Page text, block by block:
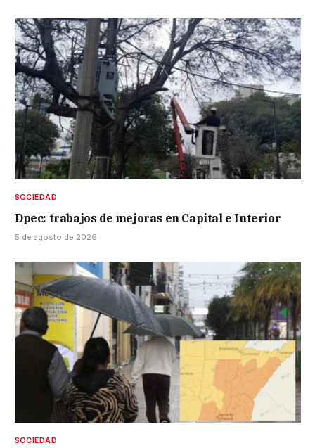
SOCIEDAD
Dpec: trabajos de mejoras en Capital e Interior
5 de agosto de 2026
SOCIEDAD